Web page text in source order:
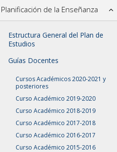
Planificación de la Enseñanza
Estructura General del Plan de
Estudios
Guías Docentes
Cursos Académicos 2020-2021 y
posteriores
Curso Académico 2019-2020
Curso Académico 2018-2019
Curso Académico 2017-2018
Curso Académico 2016-2017
Curso Académico 2015-2016